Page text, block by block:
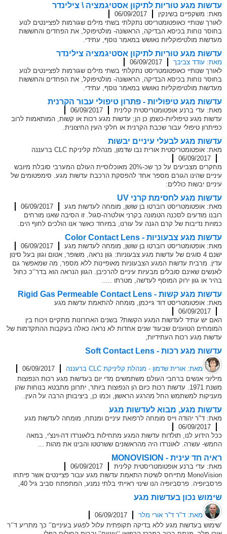
עדשות מגע טוריות לתיקון אסטיגמציה \ צילינדר
מאת: משקפיים בשינקין
06/09/2017
לאורך שנותיי כאופטומטריסט נתקלתי בשתי מילים שגורמות לפציינטים לנוע
בחוסר נוחות בכיסא הבדיקה, הראשונה- מולטיפוקל, את הפחדים והחששות
מעדשות מולטיפוקליות נאושש במאמר נוסף, עתידי.
עדשות מגע טוריות לתיקון אסטיגמציה צילינדר
מאת: עודד צביבך
06/09/2017
לאורך שנותיי כאופטומטריסט נתקלתי בשתי מילים שגורמות לפציינטים לנוע
בחוסר נוחות בכיסא הבדיקה, הראשונה- מולטיפוקל, את הפחדים והחששות
מעדשות מולטיפוקליות נאושש במאמר נוסף, עתידי.
עדשות מגע טיפוליות - פתרון טיפולי עבור הקרנית
מאת: עדי ברנע אופטומטריסטית קלינית
06/09/2017
עדשות מגע טיפוליות-כשמן כן הן; עדשות מגע רכות או קשות, המותאמות לרוב
כפיתרון טיפולי עבור שכבת הקרנית או חלקי העין החיצונית.
עדשות מגע לבעלי עיניים יבשות
מאת: אופטומטריסטית אורית נבו שדמון, מנהלת קליניקת CLC ברעננה
06/09/2017
מחקרים מצביעים על כך שכ-20% מאוכלוסיית העולם המערבי סובלת מיובש
עיניים שהינו הגורם מספר אחד להפסקת הרכבת עדשות מגע. סימפטומים של
עיניים יבשות כוללים:
עדשות מגע לחסימת קרני UV
מאת: אופטומטריסט רוברטו בן שושן, מומחה לעדשות מגע
06/09/2017
רובנו מודעים לסכנה הטמונה בקרני אולטרה-סגול. זו הסיבה שאנו מורחים
כמויות נדיבות של קרם הגנה על עורנו, במיוחד כאשר אנו הולכים לחוף הים.
עדשות מגע צבעוניות - Color Contact Lens
מאת: אופטומטריסט רוברטו בן שושן, מומחה לעדשות מגע
06/09/2017
ישנם 4 סוגים של עדשות מגע צבעוניות: גוון נראה, משופר, אטום וגוון בעל סינון
עדין. מרבית עדשות המגע הצבעוניות מאופיינות ללא מספר, מה שמאפשר גם
לאנשים שאינם סובלים מבעיות עיניים להרכיבן. הגוון הנראה הוא בדר’‘כ כחול
בהיר או גוון ירוק המוסף לעדשה, מטרתו .....
עדשות מגע קשות - Rigid Gas Permeable Contact Lens
מאת: אופטומטריסט דוד גייכמן, מומחה להתאמת עדשות מגע
06/09/2017
האם יש עתיד לעדשות המגע הקשות? בשנים האחרונות מתקיים ויכוח בין
המומחים הטוענים שבעוד שנים אחדות לא נראה כאלה בעקבות ההתקדמות של
עדשות מגע רכות העתידיות,
עדשות מגע רכות - Soft Contact Lens
מאת: אורית שדמון - מנהלת קליניקת CLC ברעננה
06/09/2017
מיליוני אנשים ברחבי העולם משתמשים מדי יום בעדשות מגע רכות הנפוצות
משנת 1971. עדשות רכות כיום הן הנפוצות ביותר, יתרונן מתבטא בנוחות שהן
מעניקות למשתמש החל מהרגע הראשון, וכמו כן, ביציבותן הרבה על העין.
עדשות מגע, מבוא לעדשות מגע
מאת: ד"ר יהודה וייס מומחה לרפואת עיניים ומנתח, מומחה לעדשות מגע
06/09/2017
ככל הידוע לנו, תולדות עדשות המגע מתחילות בלאונרדו דה-וינצ'י, במאה
החמש- עשרה. לאונרדו היה מהראשונים ששרטטו והבינו את מהות ...
ראיה חד עינית - MONOVISION
מאת: עדי ברנע אופטומטריסטית קלינית
06/09/2017
MonoVision מתייחס לשיטת התאמת עדשות מגע עבור פציינטים אשר פיתחו
פרסביופיה. פרסביופיה הנו שינוי ראייתי בלתי נמנע, המתפתח סביב גיל 40,
שימוש נכון בעדשות מגע
מאת: ד"ר ד''ר אורי מלר
06/09/2017
‘שימוש בעדשות מגע ללא בדיקה תקופתית עלול לפגוע בעיניים’‘ כך מתריע ד’‘ר